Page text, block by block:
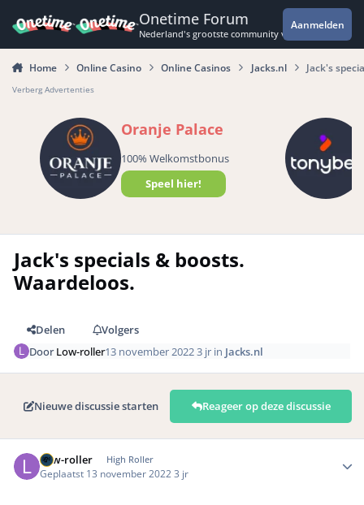
Onetime Forum
Nederland's grootste community voor de
Aanmelden
Home Online Casino Online Casinos Jacks.nl Jack's
Verberg Advertenties
Oranje Palace
100% Welkomstbonus
Speel hier!
Jack's specials & boosts.
Waardeloos.
Delen
Volgers
DoorLow-roller13 november 20223 jr in Jacks.nl
Nieuwe discussie starten Reageer op deze discussie
Low-roller High Roller
Geplaatst 13 november 2022 3 jr